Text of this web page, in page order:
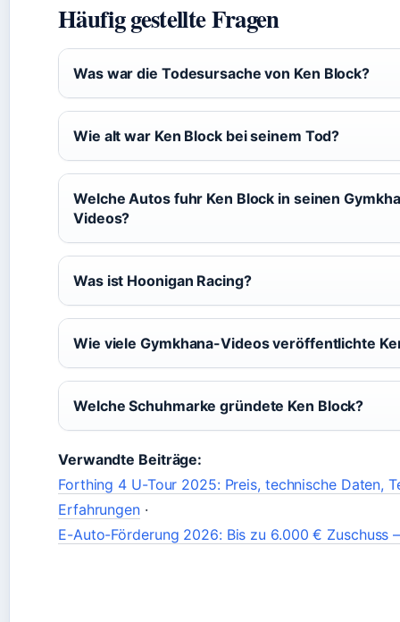
Häufig gestellte Fragen
Was war die Todesursache von Ken Block?
Wie alt war Ken Block bei seinem Tod?
Welche Autos fuhr Ken Block in seinen
Videos?
Was ist Hoonigan Racing?
Wie viele Gymkhana-Videos veröffentlichte
Welche Schuhmarke gründete Ken Block?
Verwandte Beiträge:
Forthing 4 U-Tour 2025: Preis, technische Daten,
Erfahrungen·
E-Auto-Förderung 2026: Bis zu 6.000 € Zuschuss